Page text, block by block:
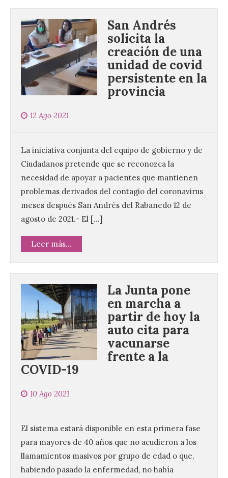
San Andrés
solicita la
creación de una
unidad de covid
persistente en la
provincia
12 Ago 2021
La iniciativa conjunta del equipo de gobierno y de
Ciudadanos pretende que se reconozca la
necesidad de apoyar a pacientes que mantienen
problemas derivados del contagio del coronavirus
meses después San Andrés del Rabanedo 12 de
agosto de 2021.- El […]
Leer más...
La Junta pone
en marcha a
partir de hoy la
auto cita para
vacunarse
frente a la
COVID-19
10 Ago 2021
El sistema estará disponible en esta primera fase
para mayores de 40 años que no acudieron a los
llamamientos masivos por grupo de edad o que,
habiendo pasado la enfermedad, no había